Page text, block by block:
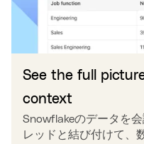
See the full
context
Snowflakeのデータを
レッドと結び付けて、